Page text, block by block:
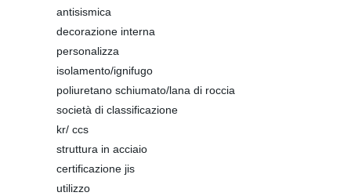
antisismica
decorazione interna
personalizza
isolamento/ignifugo
poliuretano schiumato/lana di roccia
società di classificazione
kr/ ccs
struttura in acciaio
certificazione jis
utilizzo